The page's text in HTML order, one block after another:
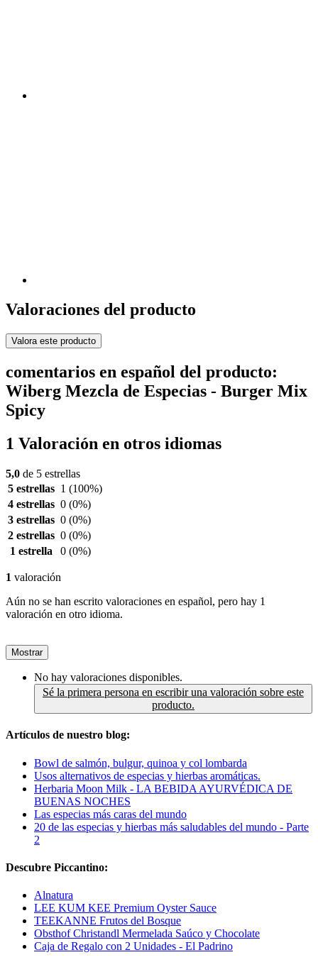
Valoraciones del producto
Valora este producto
comentarios en español del producto:
Wiberg Mezcla de Especias - Burger Mix
Spicy
1 Valoración en otros idiomas
5,0 de 5 estrellas
5 estrellas 1 (100%)
4 estrellas 0 (0%)
3 estrellas 0 (0%)
2 estrellas 0 (0%)
1 estrella
0 (0%)
1 valoración
Aún no se han escrito valoraciones en español, pero hay 1
valoración en otro idioma.
Mostrar
No hay valoraciones disponibles.
Sé la primera persona en escribir una valoración sobre este
producto.
Artículos de nuestro blog:
Bowl de salmón, bulgur, quinoa y col lombarda
Usos alternativos de especias y hierbas aromáticas.
Herbaria Moon Milk - LA BEBIDA AYURVÉDICA DE
BUENAS NOCHES
Las especias más caras del mundo
20 de las especias y hierbas más saludables del mundo - Parte
2
Descubre Piccantino:
Alnatura
LEE KUM KEE Premium Oyster Sauce
TEEKANNE Frutos del Bosque
Obsthof Christandl Mermelada Saúco y Chocolate
Caja de Regalo con 2 Unidades - El Padrino